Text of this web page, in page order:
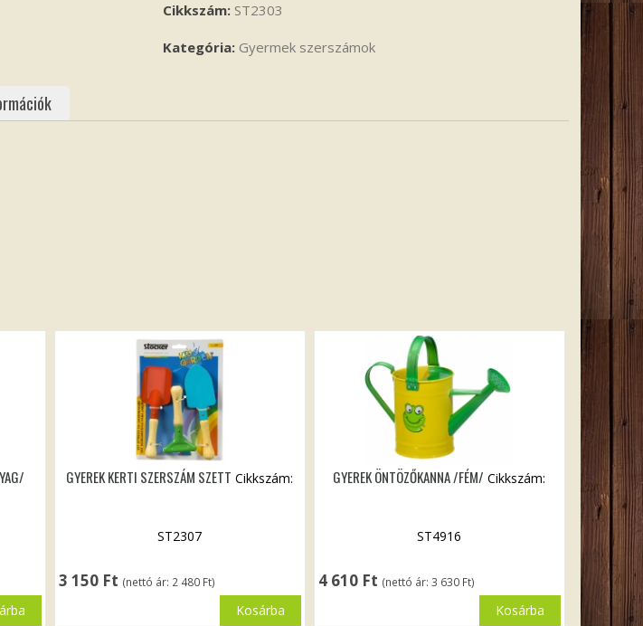
Cikkszám: ST2303
Kategória: Gyermek szerszámok
GYEREK KERTI SZERSZÁM SZETT
3 150 Ft (nettó ár: 2 480 Ft)
Cikkszám:
ST2307
Kosárba
GYEREK ÖNTÖZŐKANNA /FÉM/
4 610 Ft (nettó ár: 3 630 Ft)
Cikkszám:
ST4916
Kosárba